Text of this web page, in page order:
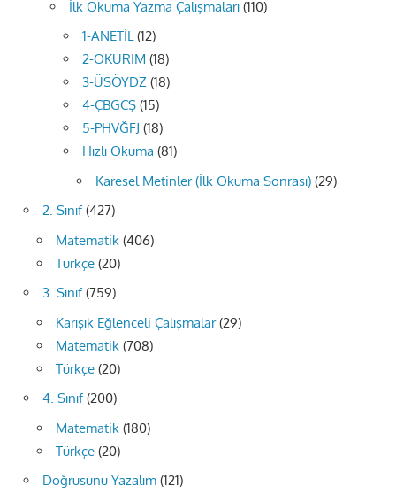
İlk Okuma Yazma Çalışmaları (110)
1-ANETİL(12)
2-OKURIM (18)
3-ÜSÖYDZ (18)
4-ÇBGCŞ (15)
5-PHVĞFJ (18)
Hızlı Okuma (81)
Karesel Metinler (İlk Okuma Sonrası) (29)
2. Sınıf(427)
Matematik (406)
Türkçe (20)
3. Sınıf(759)
Karışık Eğlenceli Çalışmalar(29)
Matematik (708)
Türkçe (20)
4. Sınıf(200)
Matematik (180)
Türkçe (20)
Doğrusunu Yazalım (121)